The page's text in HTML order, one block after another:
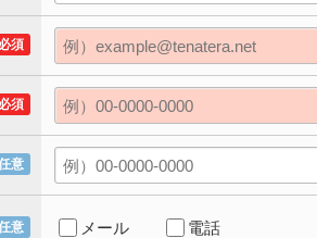
必須
必須
意
意 メール 電話